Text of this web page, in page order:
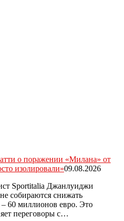
о поражении «Милана» от
изолировали»09.08.2026
Sportitalia Джанлуиджи
собираются снижать
60 миллионов евро. Это
переговоры с…